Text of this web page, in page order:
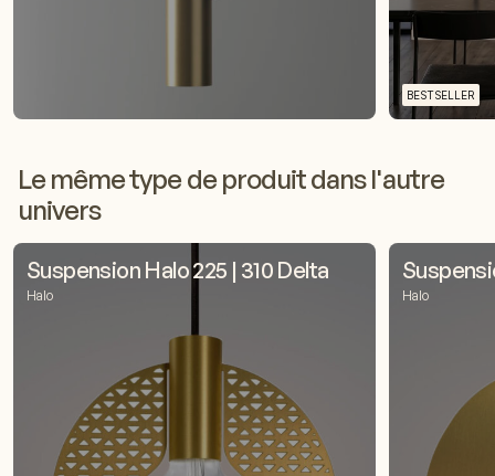
BESTSELLER
Le même type de produit dans l'autre
univers
Suspension Halo 225 | 310 Delta
Halo Halo